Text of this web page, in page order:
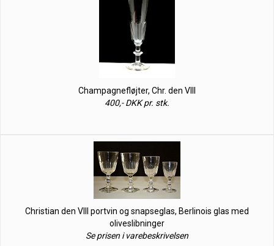
Champagnefløjter, Chr. den VIII
400,- DKK pr. stk.
Christian den VIII portvin og snapseglas, Berlinois glas med
oliveslibninger
Se prisen i varebeskrivelsen